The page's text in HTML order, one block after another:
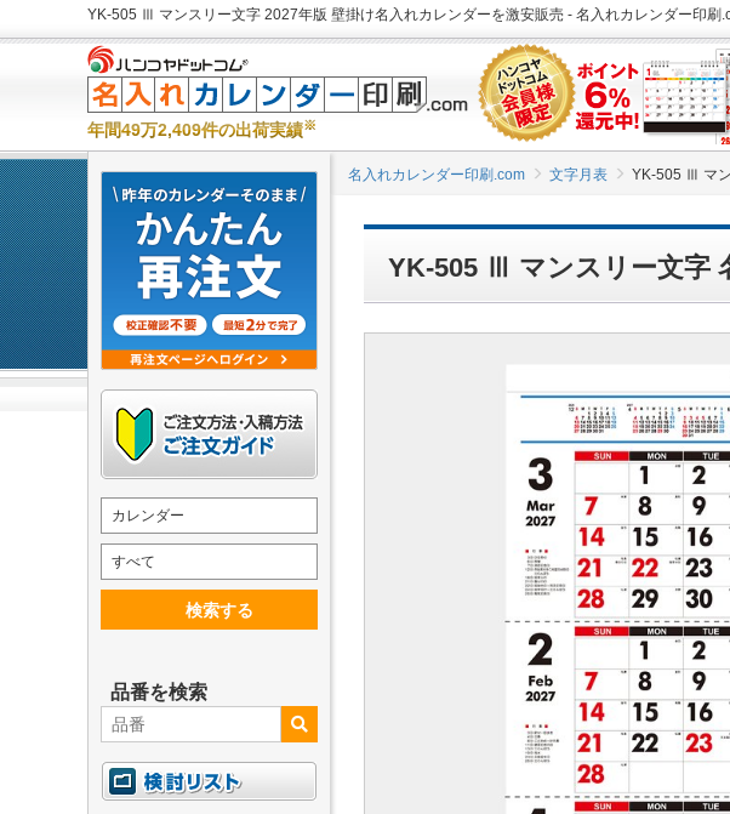
YK-505 Ⅲ マンスリー文字 2027年版 壁掛け名入れカレンダーを激安販売 - 名入れカレンダー印刷
年間49万2,409件の出荷実績※
名入れカレンダー印刷.com 文字月表 YK-505 Ⅲ マ
YK-505 Ⅲ マンスリー文字
カレンダー
すべて
検索する
品番を検索